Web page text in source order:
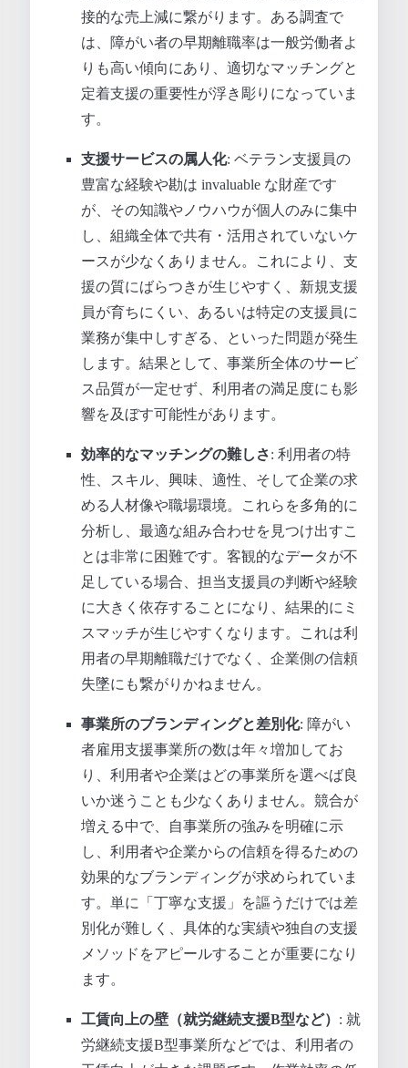
接的な売上減に繋がります。ある調査で
は、障がい者の早期離職率は一般労働者よ
りも高い傾向にあり、適切なマッチングと
定着支援の重要性が浮き彫りになっていま
す。
支援サービスの属人化: ベテラン支援員の
豊富な経験や勘は invaluable な財産です
が、その知識やノウハウが個人のみに集中
し、組織全体で共有・活用されていないケ
ースが少なくありません。これにより、支
援の質にばらつきが生じやすく、新規支援
員が育ちにくい、あるいは特定の支援員に
業務が集中しすぎる、といった問題が発生
します。結果として、事業所全体のサービ
ス品質が一定せず、利用者の満足度にも影
響を及ぼす可能性があります。
効率的なマッチングの難しさ: 利用者の特
性、スキル、興味、適性、そして企業の求
める人材像や職場環境。これらを多角的に
分析し、最適な組み合わせを見つけ出すこ
とは非常に困難です。客観的なデータが不
足している場合、担当支援員の判断や経験
に大きく依存することになり、結果的にミ
スマッチが生じやすくなります。これは利
用者の早期離職だけでなく、企業側の信頼
失墜にも繋がりかねません。
事業所のブランディングと差別化: 障がい
者雇用支援事業所の数は年々増加してお
り、利用者や企業はどの事業所を選べば良
いか迷うことも少なくありません。競合が
増える中で、自事業所の強みを明確に示
し、利用者や企業からの信頼を得るための
効果的なブランディングが求められていま
す。単に「丁寧な支援」を謳うだけでは差
別化が難しく、具体的な実績や独自の支援
メソッドをアピールすることが重要になり
ます。
工賃向上の壁（就労継続支援B型など） : 就
労継続支援B型事業所などでは、利用者の